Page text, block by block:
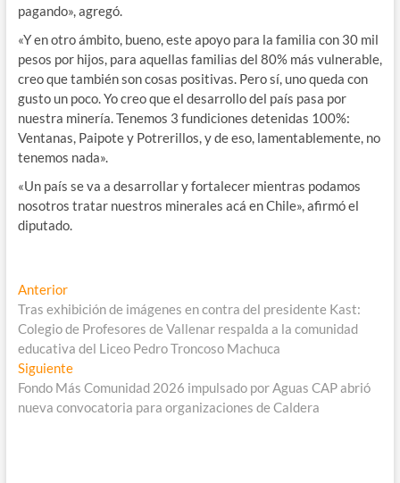
pagando», agregó.
«Y en otro ámbito, bueno, este apoyo para la familia con 30 mil
pesos por hijos, para aquellas familias del 80% más vulnerable,
creo que también son cosas positivas. Pero sí, uno queda con
gusto un poco. Yo creo que el desarrollo del país pasa por
nuestra minería. Tenemos 3 fundiciones detenidas 100%:
Ventanas, Paipote y Potrerillos, y de eso, lamentablemente, no
tenemos nada».
«Un país se va a desarrollar y fortalecer mientras podamos
nosotros tratar nuestros minerales acá en Chile», afirmó el
diputado.
Navegación
de
entradas
AnteriorEntrada
anterior:
Tras exhibición de imágenes en contra del presidente Kast:
Colegio de Profesores de Vallenar respalda a la comunidad
educativa del Liceo Pedro Troncoso Machuca
SiguienteEntrada
siguiente:
Fondo Más Comunidad 2026 impulsado por Aguas CAP abrió
nueva convocatoria para organizaciones de Caldera